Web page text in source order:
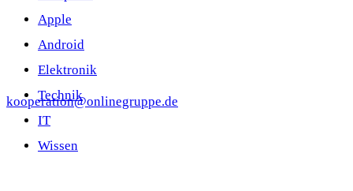
Apple
Android
Elektronik
Technik
IT
Wissen
kooperation@onlinegruppe.de